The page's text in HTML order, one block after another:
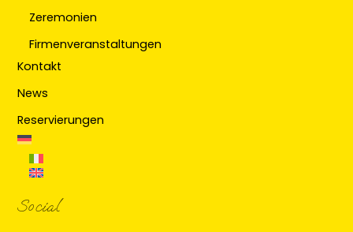
Zeremonien
Firmenveranstaltungen
Kontakt
News
Reservierungen
Social